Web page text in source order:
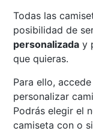
Todas las
posibilidad de
personalizada y
que quieras.
Para ello,
personalizar
Podrás elegir el
camiseta con o